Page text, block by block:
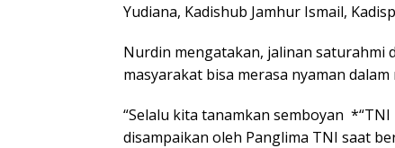
Yudiana, Kadishub Jamhur Ismail,
Nurdin mengatakan, jalinan saturahmi
masyarakat bisa merasa nyaman
“Selalu kita tanamkan semboyan
disampaikan oleh Panglima TNI saat